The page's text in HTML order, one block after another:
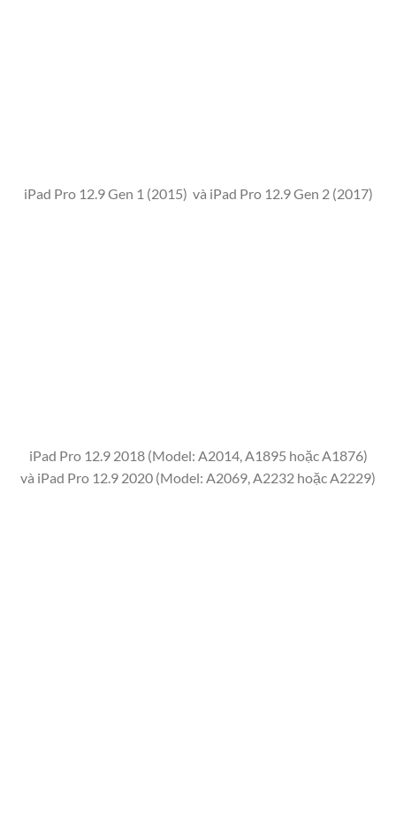
iPad Pro 12.9 Gen 1 (2015) và iPad Pro 12.9 Gen 2 (2017)
iPad Pro 12.9 2018 (Model: A2014, A1895 hoặc A1876)
và iPad Pro 12.9 2020 (Model: A2069, A2232 hoặc A2229)